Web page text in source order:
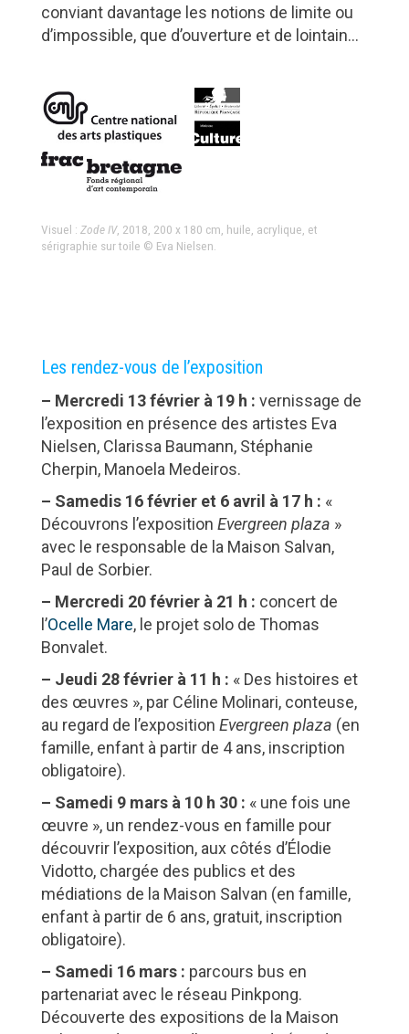
conviant davantage les notions de limite ou
d’impossible, que d’ouverture et de lointain…
Visuel : Zode IV, 2018, 200 x 180 cm, huile, acrylique, et
sérigraphie sur toile © Eva Nielsen.
Les rendez-vous de l’exposition
– Mercredi 13 février à 19 h : vernissage de
l’exposition en présence des artistes Eva
Nielsen, Clarissa Baumann, Stéphanie
Cherpin, Manoela Medeiros.
– Samedis 16 février et 6 avril à 17 h : «
Découvrons l’exposition Evergreen plaza »
avec le responsable de la Maison Salvan,
Paul de Sorbier.
– Mercredi 20 février à 21 h : concert de
l’Ocelle Mare, le projet solo de Thomas
Bonvalet.
– Jeudi 28 février à 11 h : « Des histoires et
des œuvres », par Céline Molinari, conteuse,
au regard de l’exposition Evergreen plaza (en
famille, enfant à partir de 4 ans, inscription
obligatoire).
– Samedi 9 mars à 10 h 30 : « une fois une
œuvre », un rendez-vous en famille pour
découvrir l’exposition, aux côtés d’Élodie
Vidotto, chargée des publics et des
médiations de la Maison Salvan (en famille,
enfant à partir de 6 ans, gratuit, inscription
obligatoire).
– Samedi 16 mars : parcours bus en
partenariat avec le réseau Pinkpong.
Découverte des expositions de la Maison